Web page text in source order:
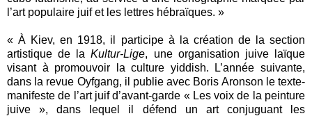
l’art populaire juif et les lettres hébraïques. »
« À Kiev, en 1918, il participe à la création de la section
artistique de laKultur-Lige, une organisation juive laïque
visant à promouvoir la culture yiddish. L’année suivante,
dans la revue Oyfgang, il publie avec Boris Aronson le texte-
manifeste de l’art juif d’avant-garde « Les voix de la peinture
juive », dans lequel il défend un art conjuguant les